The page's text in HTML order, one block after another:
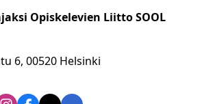
Opiskelevien Liitto SOOL
6, 00520 Helsinki